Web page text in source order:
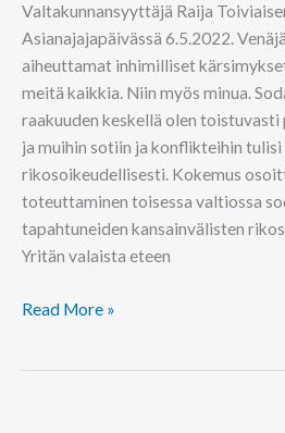
Valtakunnansyyttäjä Raija
Asianajajapäivässä 6.5.2022.
aiheuttamat inhimilliset
meitä kaikkia. Niin myös minua.
raakuuden keskellä olen
ja muihin sotiin ja konflikteihin
rikosoikeudellisesti. Kokemus
toteuttaminen toisessa valtiossa
tapahtuneiden kansainvälisten
Yritän valaista eteen
Read More »